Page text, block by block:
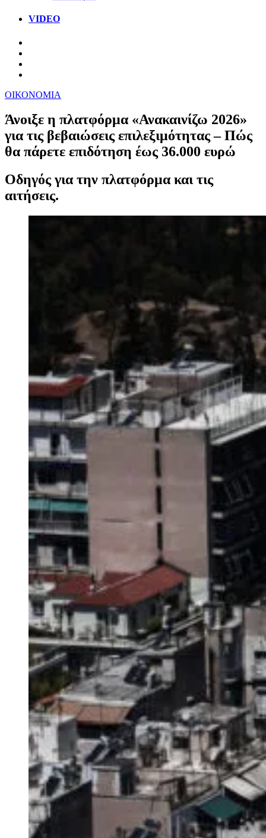
VIDEO
ΟΙΚΟΝΟΜΙΑ
Άνοιξε η πλατφόρμα «Ανακαινίζω 2026»
για τις βεβαιώσεις επιλεξιμότητας – Πώς
θα πάρετε επιδότηση έως 36.000 ευρώ
Οδηγός για την πλατφόρμα και τις
αιτήσεις.